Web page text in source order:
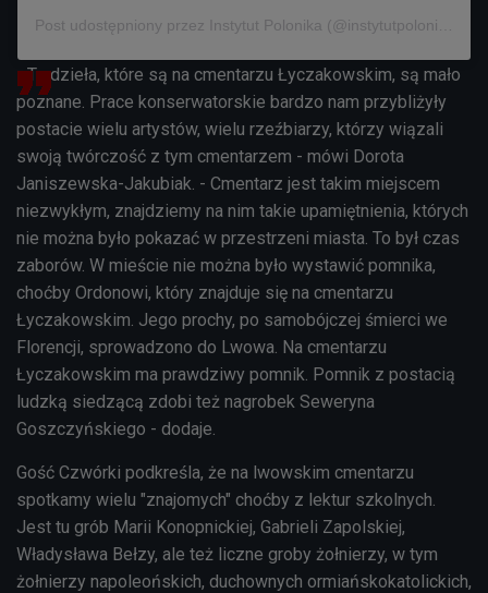
- Te dzieła, które są na cmentarzu Łyczakowskim, są mało
poznane. Prace konserwatorskie bardzo nam przybliżyły
postacie wielu artystów, wielu rzeźbiarzy, którzy wiązali
swoją twórczość z tym cmentarzem - mówi Dorota
Janiszewska-Jakubiak. - Cmentarz jest takim miejscem
niezwykłym, znajdziemy na nim takie upamiętnienia, których
nie można było pokazać w przestrzeni miasta. To był czas
zaborów. W mieście nie można było wystawić pomnika,
choćby Ordonowi, który znajduje się na cmentarzu
Łyczakowskim. Jego prochy, po samobójczej śmierci we
Florencji, sprowadzono do Lwowa. Na cmentarzu
Łyczakowskim ma prawdziwy pomnik. Pomnik z postacią
ludzką siedzącą zdobi też nagrobek Seweryna
Goszczyńskiego - dodaje.
Gość Czwórki podkreśla, że na lwowskim cmentarzu
spotkamy wielu "znajomych" choćby z lektur szkolnych.
Jest tu grób Marii Konopnickiej, Gabrieli Zapolskiej,
Władysława Bełzy, ale też liczne groby żołnierzy, w tym
żołnierzy napoleońskich, duchownych ormiańskokatolickich,